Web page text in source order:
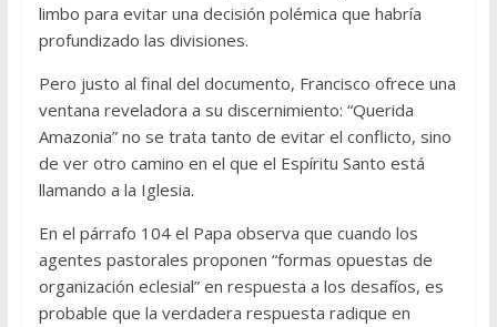
limbo para evitar una decisión polémica que habría
profundizado las divisiones.
Pero justo al final del documento, Francisco ofrece una
ventana reveladora a su discernimiento: “Querida
Amazonia” no se trata tanto de evitar el conflicto, sino
de ver otro camino en el que el Espíritu Santo está
llamando a la Iglesia.
En el párrafo 104 el Papa observa que cuando los
agentes pastorales proponen “formas opuestas de
organización eclesial” en respuesta a los desafíos, es
probable que la verdadera respuesta radique en